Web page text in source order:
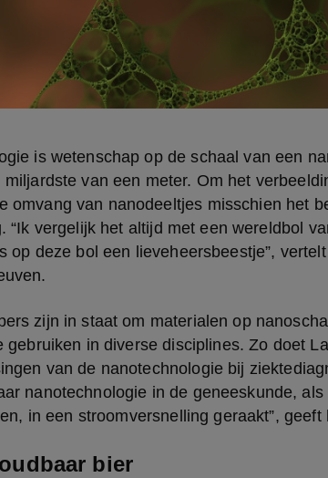
is wetenschap op de schaal van een
van een meter. Om het
omvang van nanodeeltjes misschien het
“Ik vergelijk het altijd met een wereldbol
op deze bol een lieveheersbeestje”,
zijn in staat om materialen op
gebruiken in diverse disciplines. Zo doet
van de nanotechnologie bij
nanotechnologie in de geneeskunde,
in een stroomversnelling geraakt”, geeft
bier